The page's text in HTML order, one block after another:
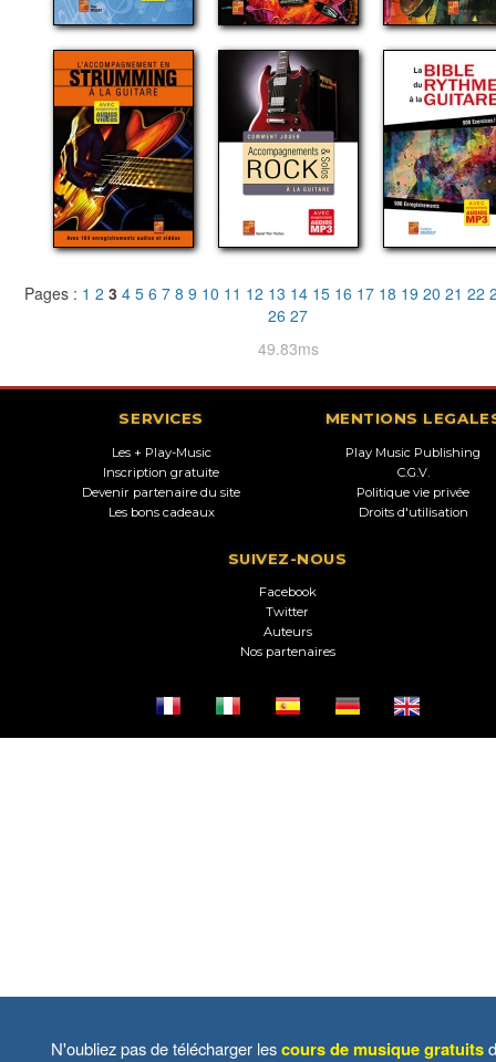
Pages : 1 2 3 4 5 6 7 8 9 10 11 12 13 14 15 16 17 18 19 20 21 22
26 27
49.83ms
SERVICES
Les + Play-Music
Inscription gratuite
Devenir partenaire du site
Les bons cadeaux
MENTIONS
Play Music Publishing
C.G.V.
Politique vie privée
Droits d'utilisation
SUIVEZ-NOUS
Facebook
Twitter
Auteurs
Nos partenaires
N'oubliez pas de télécharger lescours de musique gratuits